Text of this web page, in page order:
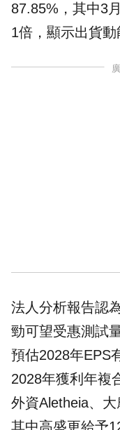
87.85%，其中3
1倍，顯示出貨動
法人分析報告認
勁可望受惠測試
預估2028年EPS
2028年獲利年複
外資Aletheia、大
其中高盛更給予